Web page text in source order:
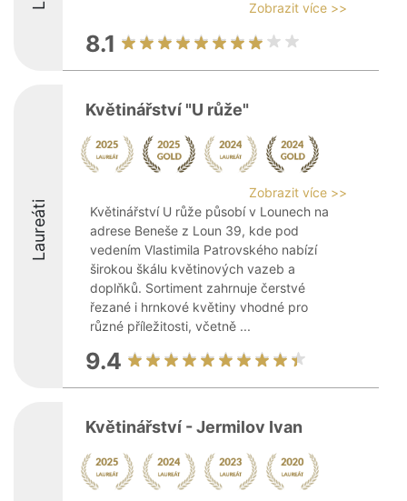
Zobrazit více >>
8.1
Laureáti
Květinářství "U růže"
Zobrazit více >>
Květinářství U růže působí v Lounech na
adrese Beneše z Loun 39, kde pod
vedením Vlastimila Patrovského nabízí
širokou škálu květinových vazeb a
doplňků. Sortiment zahrnuje čerstvé
řezané i hrnkové květiny vhodné pro
různé příležitosti, včetně ...
9.4
Květinářství - Jermilov Ivan